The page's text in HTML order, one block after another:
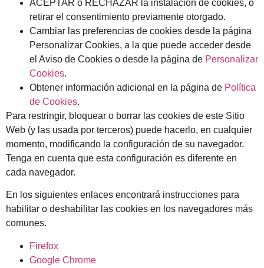
ACEPTAR o RECHAZAR la instalación de cookies, o
retirar el consentimiento previamente otorgado.
Cambiar las preferencias de cookies desde la página
Personalizar Cookies, a la que puede acceder desde
el Aviso de Cookies o desde la página de Personalizar
Cookies.
Obtener información adicional en la página de Política
de Cookies.
Para restringir, bloquear o borrar las cookies de este Sitio
Web (y las usada por terceros) puede hacerlo, en cualquier
momento, modificando la configuración de su navegador.
Tenga en cuenta que esta configuración es diferente en
cada navegador.
En los siguientes enlaces encontrará instrucciones para
habilitar o deshabilitar las cookies en los navegadores más
comunes.
Firefox
Google Chrome